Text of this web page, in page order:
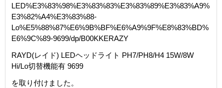
LED%E3%83%98%E3%83%83%E3%83%89%E3%83%A9%
E3%82%A4%E3%83%88-
Lo%E5%88%87%E6%9B%BF%E6%A9%9F%E8%83%BD%
E6%9C%89-9699/dp/B00KKERAZY
RAYD(レイド) LEDヘッドライト PH7/PH8/H4 15W/8W
Hi/Lo切替機能有 9699
を取り付けました。